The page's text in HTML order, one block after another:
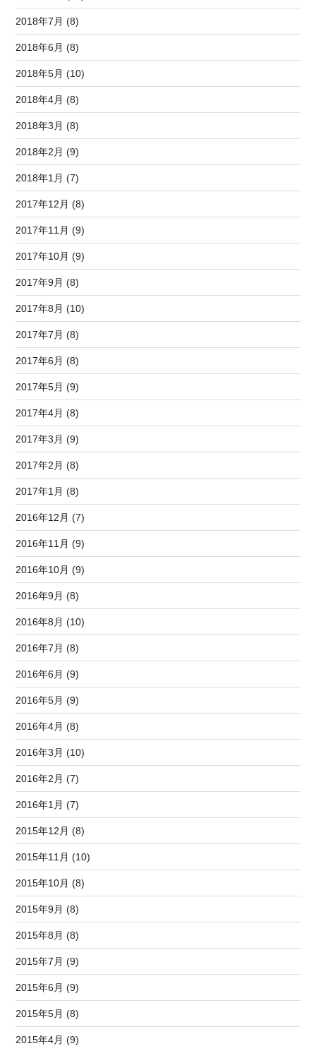
2018年7月 (8)
2018年6月 (8)
2018年5月 (10)
2018年4月 (8)
2018年3月 (8)
2018年2月 (9)
2018年1月 (7)
2017年12月 (8)
2017年11月 (9)
2017年10月 (9)
2017年9月 (8)
2017年8月 (10)
2017年7月 (8)
2017年6月 (8)
2017年5月 (9)
2017年4月 (8)
2017年3月 (9)
2017年2月 (8)
2017年1月 (8)
2016年12月 (7)
2016年11月 (9)
2016年10月 (9)
2016年9月 (8)
2016年8月 (10)
2016年7月 (8)
2016年6月 (9)
2016年5月 (9)
2016年4月 (8)
2016年3月 (10)
2016年2月 (7)
2016年1月 (7)
2015年12月 (8)
2015年11月 (10)
2015年10月 (8)
2015年9月 (8)
2015年8月 (8)
2015年7月 (9)
2015年6月 (9)
2015年5月 (8)
2015年4月 (9)